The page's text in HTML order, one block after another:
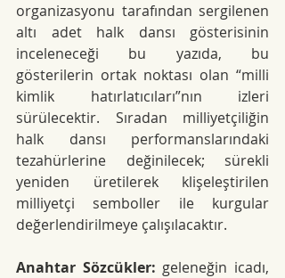
organizasyonu tarafından sergilenen
altı adet halk dansı gösterisinin
inceleneceği bu yazıda, bu
gösterilerin ortak noktası olan “milli
kimlik hatırlatıcıları”nın izleri
sürülecektir. Sıradan milliyetçiliğin
halk dansı performanslarındaki
tezahürlerine değinilecek; sürekli
yeniden üretilerek klişeleştirilen
milliyetçi semboller ile kurgular
değerlendirilmeye çalışılacaktır.
Anahtar Sözcükler: geleneğin icadı,